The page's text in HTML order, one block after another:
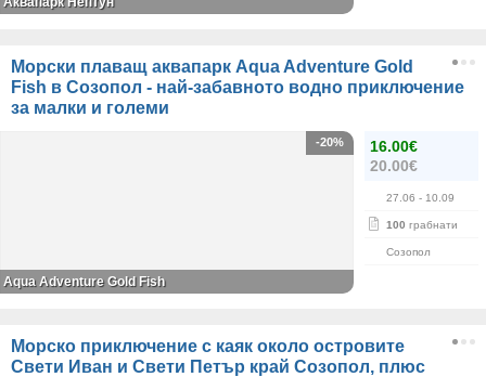
Морски плаващ аквапарк Aqua Adventure Gold
Fish в Созопол - най-забавното водно приключение
за малки и големи
16.00€
20.00€
27.06 - 10.09
100 грабнати
Созопол
-20%
Aqua Adventure Gold Fish
Морско приключение с каяк около островите
Свети Иван и Свети Петър край Созопол, плюс